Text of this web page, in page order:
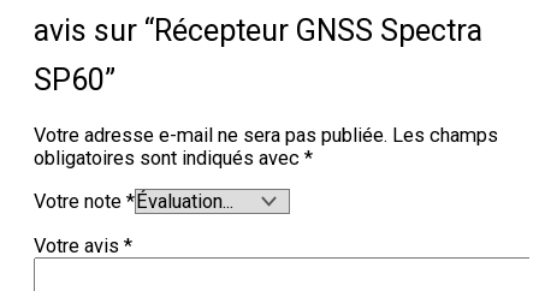
avis sur “Récepteur GNSS Spectra
SP60”
Votre adresse e-mail ne sera pas publiée. Les champs
obligatoires sont indiqués avec *
Votre note *
Votre avis *